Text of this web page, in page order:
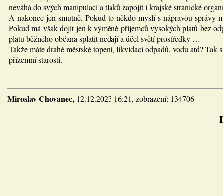
neváhá do svých manipulací a tlaků zapojit i krajské stranické
A nakonec jen smutně. Pokud to někdo myslí s nápravou správy
Pokud má však dojít jen k výměně příjemců vysokých platů bez
platu běžného občana splatit nedají a účel světí prostředky …
Takže máte drahé městské topení, likvidaci odpadů, vodu atd?
přízemní starosti.
Miroslav Chovanec, 12.12.2023 16:21, zobrazení: 134706